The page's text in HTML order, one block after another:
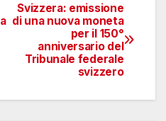
Svizzera: emissione
di una nuova moneta
per il 150°
anniversario del
Tribunale federale
svizzero